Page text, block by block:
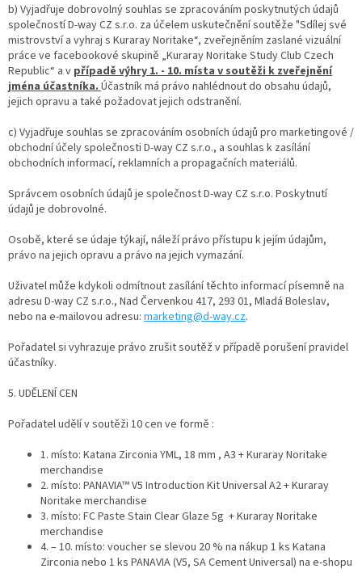
b) Vyjadřuje dobrovolný souhlas se zpracováním poskytnutých údajů
společností D-way CZ s.r.o. za účelem uskutečnění soutěže "Sdílej své
mistrovství a vyhraj s Kuraray Noritake“, zveřejněním zaslané vizuální
práce ve facebookové skupině „Kuraray Noritake Study Club Czech
Republic“ a v případě výhry 1. - 10. místa v soutěži k zveřejnění
jména účastníka. Účastník má právo nahlédnout do obsahu údajů,
jejich opravu a také požadovat jejich odstranění.
c) Vyjadřuje souhlas se zpracováním osobních údajů pro marketingové /
obchodní účely společnosti D-way CZ s.r.o., a souhlas k zasílání
obchodních informací, reklamních a propagačních materiálů.
Správcem osobních údajů je společnost D-way CZ s.r.o. Poskytnutí
údajů je dobrovolné.
Osobě, které se údaje týkají, náleží právo přístupu k jejím údajům,
právo na jejich opravu a právo na jejich vymazání.
Uživatel může kdykoli odmítnout zasílání těchto informací písemně na
adresu D-way CZ s.r.o., Nad Červenkou 417, 293 01, Mladá Boleslav,
nebo na e-mailovou adresu: marketing@d-way.cz.
Pořadatel si vyhrazuje právo zrušit soutěž v případě porušení pravidel
účastníky.
5. UDĚLENÍ CEN
Pořadatel udělí v soutěži 10 cen ve formě :
1. místo: Katana Zirconia YML, 18 mm , A3 + Kuraray Noritake
merchandise
2. místo: PANAVIA™ V5 Introduction Kit Universal A2 + Kuraray
Noritake merchandise
3. místo: FC Paste Stain Clear Glaze 5g + Kuraray Noritake
merchandise
4. – 10. místo: voucher se slevou 20 % na nákup 1 ks Katana
Zirconia nebo 1 ks PANAVIA (V5, SA Cement Universal) na e-shopu